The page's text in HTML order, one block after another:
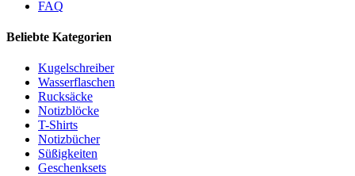
FAQ
Beliebte Kategorien
Kugelschreiber
Wasserflaschen
Rucksäcke
Notizblöcke
T-Shirts
Notizbücher
Süßigkeiten
Geschenksets